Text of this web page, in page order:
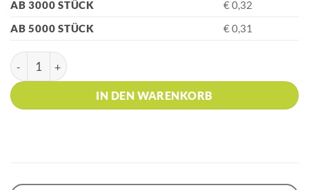
AB 3000 STÜCK
€ 0,32
AB 5000 STÜCK
€ 0,31
HK - S45 TOTAL FLUO Neon-Blue Kugelschreiber Menge
IN DEN WARENKORB